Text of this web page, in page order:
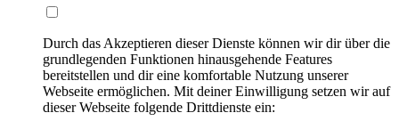
Durch das Akzeptieren dieser Dienste können wir dir über die
grundlegenden Funktionen hinausgehende Features
bereitstellen und dir eine komfortable Nutzung unserer
Webseite ermöglichen. Mit deiner Einwilligung setzen wir auf
dieser Webseite folgende Drittdienste ein: